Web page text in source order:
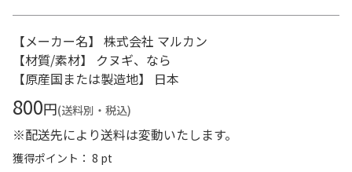
【メーカー名】 株式会社 マルカン
【材質/素材】 クヌギ、なら
【原産国または製造地】 日本
800円(送料別・税込)
※配送先により送料は変動いたします。
獲得ポイント： 8 pt